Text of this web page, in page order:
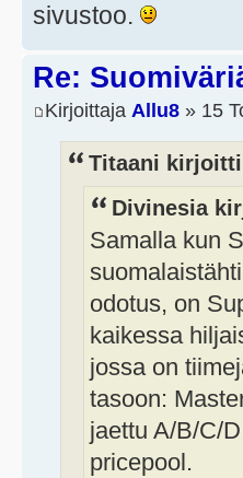
sivustoo.
Re:
Kirjoittaja Allu8 » 15
Titaani
Divinesia
Samalla kun
odotus, on
kaikessa
jossa on
tasoon:
jaettu A/B/C/
pricepool.